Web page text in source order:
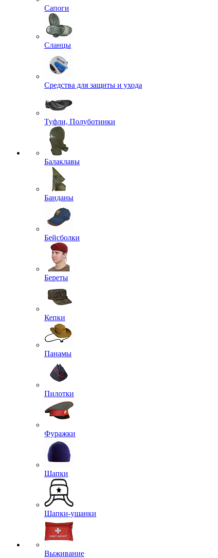
Сапоги
Сланцы
Средства для защиты и ухода
Туфли, Полуботинки
Балаклавы
Банданы
Бейсболки
Береты
Кепки
Панамы
Пилотки
Фуражки
Шапки
Шапки-ушанки
Выживание